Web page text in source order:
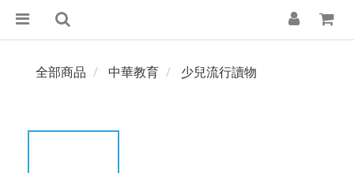
全部商品 中華教育 少兒流行讀物